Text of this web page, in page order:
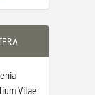
Vitae